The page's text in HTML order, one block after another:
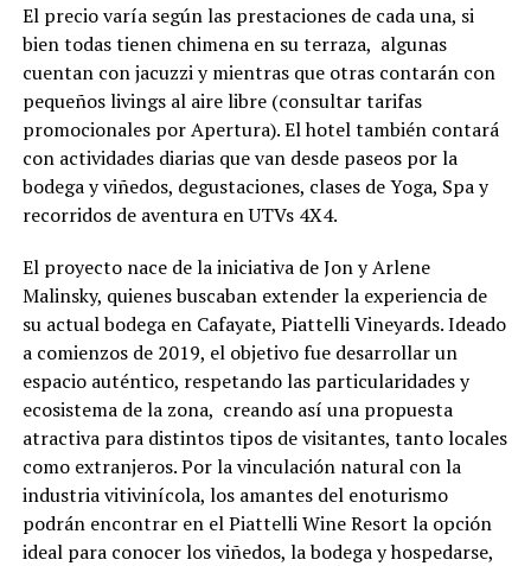
El precio varía según las prestaciones de cada una, si
bien todas tienen chimena en su terraza, algunas
cuentan con jacuzzi y mientras que otras contarán con
pequeños livings al aire libre (consultar tarifas
promocionales por Apertura). El hotel también contará
con actividades diarias que van desde paseos por la
bodega y viñedos, degustaciones, clases de Yoga, Spa y
recorridos de aventura en UTVs 4X4.
El proyecto nace de la iniciativa de Jon y Arlene
Malinsky, quienes buscaban extender la experiencia de
su actual bodega en Cafayate, Piattelli Vineyards. Ideado
a comienzos de 2019, el objetivo fue desarrollar un
espacio auténtico, respetando las particularidades y
ecosistema de la zona, creando así una propuesta
atractiva para distintos tipos de visitantes, tanto locales
como extranjeros. Por la vinculación natural con la
industria vitivinícola, los amantes del enoturismo
podrán encontrar en el Piattelli Wine Resort la opción
ideal para conocer los viñedos, la bodega y hospedarse,